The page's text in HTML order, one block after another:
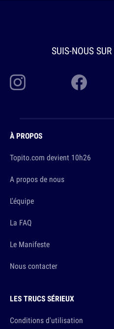
SUIS-NOUS SUR
À PROPOS
Topito.com devient 10h26
A propos de nous
L'équipe
La FAQ
Le Manifeste
Nous contacter
LES TRUCS SÉRIEUX
Conditions d'utilisation